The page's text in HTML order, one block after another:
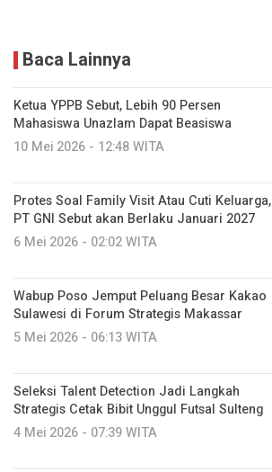
Baca Lainnya
Ketua YPPB Sebut, Lebih 90 Persen
Mahasiswa Unazlam Dapat Beasiswa
10 Mei 2026 - 12:48 WITA
Protes Soal Family Visit Atau Cuti Keluarga,
PT GNI Sebut akan Berlaku Januari 2027
6 Mei 2026 - 02:02 WITA
Wabup Poso Jemput Peluang Besar Kakao
Sulawesi di Forum Strategis Makassar
5 Mei 2026 - 06:13 WITA
Seleksi Talent Detection Jadi Langkah
Strategis Cetak Bibit Unggul Futsal Sulteng
4 Mei 2026 - 07:39 WITA